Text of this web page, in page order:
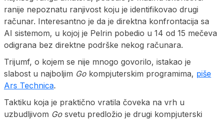
ranije nepoznatu ranjivost koju je identifikovao drugi
računar. Interesantno je da je direktna konfrontacija sa
AI sistemom, u kojoj je Pelrin pobedio u 14 od 15 mečeva
odigrana bez direktne podrške nekog računara.
Trijumf, o kojem se nije mnogo govorilo, istakao je
slabost u najboljim Go kompjuterskim programima, piše
Ars Technica.
Taktiku koja je praktično vratila čoveka na vrh u
uzbudljivom Go svetu predložio je drugi kompjuterski